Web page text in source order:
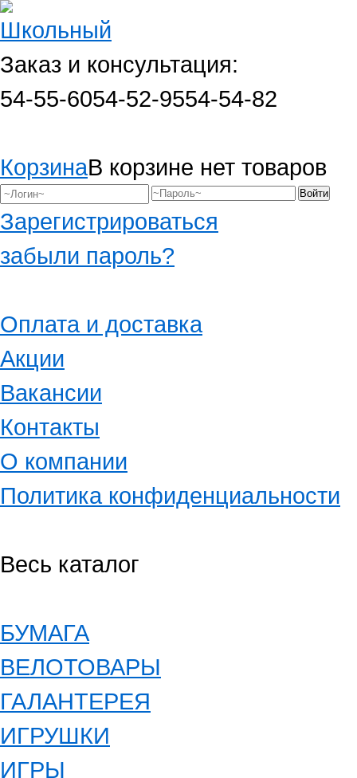
Заказ и консультация:
54-55-6054-52-9554-54-82
КорзинаВ корзине нет товаров
Зарегистрироваться
забыли пароль?
Оплата и доставка
Акции
Вакансии
Контакты
О компании
Политика конфиденциальности
Весь каталог
БУМАГА
ВЕЛОТОВАРЫ
ГАЛАНТЕРЕЯ
ИГРУШКИ
ИГРЫ